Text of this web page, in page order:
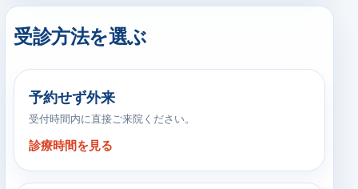
受診方法を選ぶ
予約せず外来
受付時間内に直接ご来院ください。
診療時間を見る